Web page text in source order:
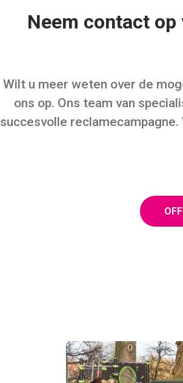
Neem contact
Wilt u meer weten over de
ons op. Ons team van
succesvolle